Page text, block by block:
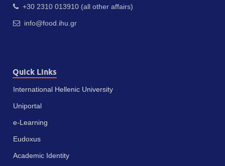
+30 2310 013910 (all other affairs)
info@food.ihu.gr
Quick Links
International Hellenic University
Uniportal
e-Learning
Eudoxus
Academic Identity